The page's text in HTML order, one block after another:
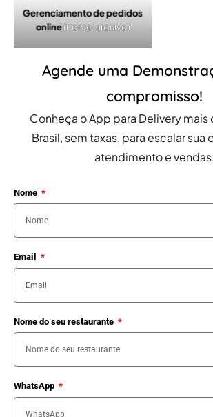
Gerenciamento de pedidos
online(Fonte: arquivo)
Agende uma
compromisso!
Conheça o App para Delivery
Brasil, sem taxas, para escalar sua
atendimento e vendas.
Nome
Email
Nome do seu restaurante
WhatsApp